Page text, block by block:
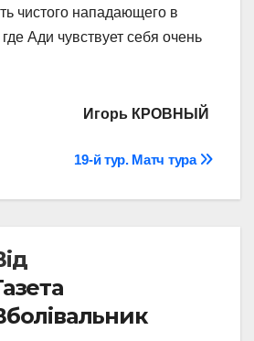
чистого нападающего в
Ади чувствует себя очень
Игорь КРОВНЫЙ
19-й тур. Матч тура